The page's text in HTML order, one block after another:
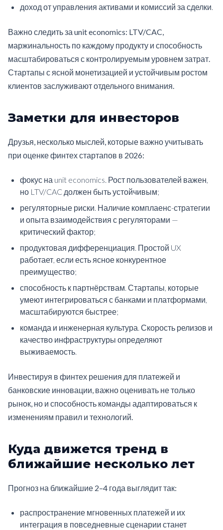
доход от управления активами и комиссий за сделки.
Важно следить за unit economics: LTV/CAC,
маржинальность по каждому продукту и способность
масштабироваться с контролируемым уровнем затрат.
Стартапы с ясной монетизацией и устойчивым ростом
клиентов заслуживают отдельного внимания.
Заметки для инвесторов
Друзья, несколько мыслей, которые важно учитывать
при оценке финтех стартапов в 2026:
фокус на unit economics. Рост пользователей важен,
но LTV/CAC должен быть устойчивым;
регуляторные риски. Наличие комплаенс-стратегии
и опыта взаимодействия с регуляторами —
критический фактор;
продуктовая дифференциация. Простой UX
работает, если есть ясное конкурентное
преимущество;
способность к партнёрствам. Стартапы, которые
умеют интегрироваться с банками и платформами,
масштабируются быстрее;
команда и инженерная культура. Скорость релизов и
качество инфраструктуры определяют
выживаемость.
Инвестируя в финтех решения для платежей и
банковские инновации, важно оценивать не только
рынок, но и способность команды адаптироваться к
изменениям правил и технологий.
Куда движется тренд в
ближайшие несколько лет
Прогноз на ближайшие 2–4 года выглядит так:
распространение мгновенных платежей и их
интеграция в повседневные сценарии станет